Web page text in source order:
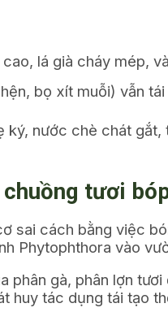
lá già cháy mép,
bọ xít muỗi) vẫn
ký, nước chè chát gắt,
tươi
sai cách bằng việc
Phytophthora vào
phân gà, phân lợn
huy tác dụng tái tạo